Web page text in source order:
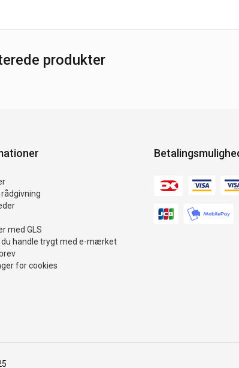
produkter
med GLS
du handle trygt med e-mærket
for cookies